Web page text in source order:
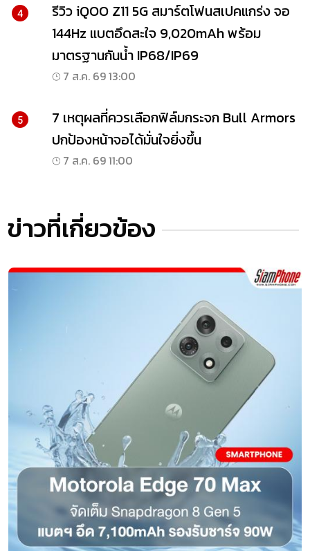
4
รีวิว iQOO Z11 5G สมาร์ตโฟนสเปคแกร่ง จอ
144Hz แบตอึดสะใจ 9,020mAh พร้อม
มาตรฐานกันน้ำ IP68/IP69
7 ส.ค. 69 13:00
5
7 เหตุผลที่ควรเลือกฟิล์มกระจก Bull Armors
ปกป้องหน้าจอได้มั่นใจยิ่งขึ้น
7 ส.ค. 69 11:00
ข่าวที่เกี่ยวข้อง